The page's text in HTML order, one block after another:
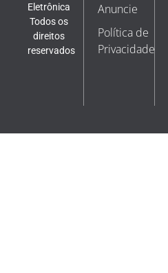
Eletrônica
Todos os
direitos
reservados
Anuncie
Política de
Privacidade